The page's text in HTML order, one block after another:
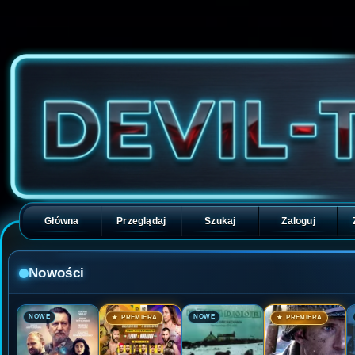
Główna Przeglądaj Szukaj Zaloguj
Nowości
🎬NOWE 🎬★ PREMIERA 🎬NOWE 🎬★ PREMIERA